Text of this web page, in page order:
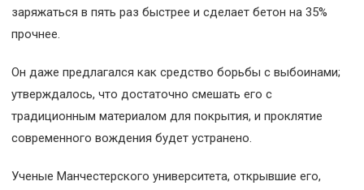
заряжаться в пять раз быстрее и сделает бетон на 35%
прочнее.
Он даже предлагался как средство борьбы с выбоинами;
утверждалось, что достаточно смешать его с
традиционным материалом для покрытия, и проклятие
современного вождения будет устранено.
Ученые Манчестерского университета, открывшие его,